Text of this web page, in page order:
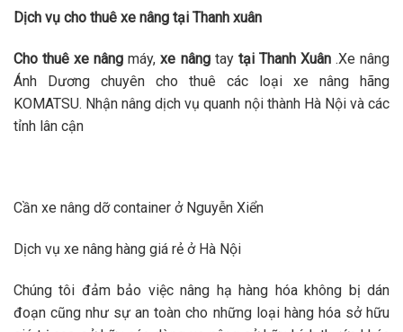
Dịch vụ cho thuê xe nâng tại Thanh xuân
Cho thuê xe nâng máy,xe nângtay tại Thanh Xuân.Xe nâng
Ánh Dương chuyên cho thuê các loại xe nâng hãng
KOMATSU. Nhận nâng dịch vụ quanh nội thành Hà Nội và các
tỉnh lân cận
Cần xe nâng dỡ container ở Nguyễn Xiển
Dịch vụ xe nâng hàng giá rẻ ở Hà Nội
Chúng tôi đảm bảo việc nâng hạ hàng hóa không bị dán
đoạn cũng như sự an toàn cho những loại hàng hóa sở hữu